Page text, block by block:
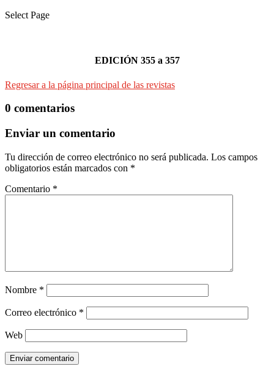
Select Page
EDICIÓN 355 a 357
Regresar a la página principal de las revistas
0 comentarios
Enviar un comentario
Tu dirección de correo electrónico no será publicada. Los campos
obligatorios están marcados con *
Comentario *
Nombre *
Correo electrónico *
Web
Enviar comentario